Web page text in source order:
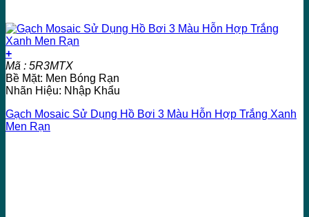
+
Mã : 5R3MTX
Bề Mặt: Men Bóng Rạn
Nhãn Hiệu: Nhập Khẩu
Gạch Mosaic Sử Dụng Hồ Bơi 3 Màu Hỗn Hợp Trắng Xanh
Men Rạn